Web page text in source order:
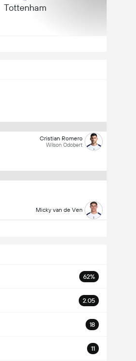
Tottenham
Cristian Romero
Wilson Odobert
Micky van de Ven
62%
2.05
18
11